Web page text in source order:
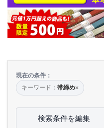
現在の条件：
キーワード： 帯締め×
検索条件を編集